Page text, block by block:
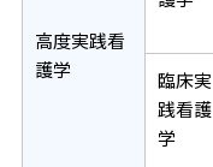
高度実践看
護学
臨床実
践看護
学